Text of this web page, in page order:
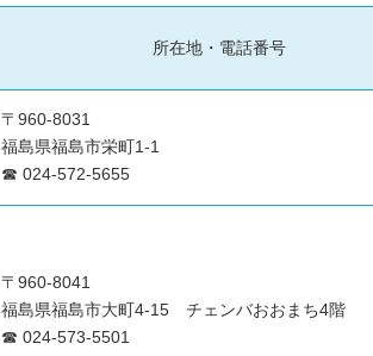
所在地・電話番号
〒960-8031
福島県福島市栄町1-1
☎ 024-572-5655
〒960-8041
福島県福島市大町4-15 チェンバおおまち4階
☎ 024-573-5501